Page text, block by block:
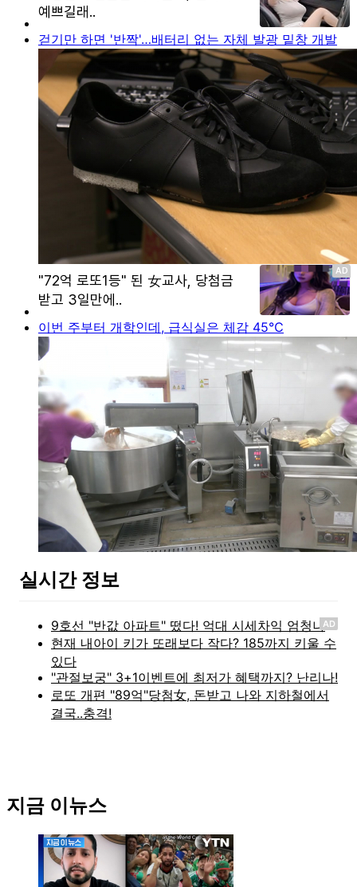
걷기만 하면 '반짝'…배터리 없는 자체 발광 밑창 개발
이번 주부터 개학인데, 급식실은 체감 45℃
실시간 정보
AD
지금 이뉴스